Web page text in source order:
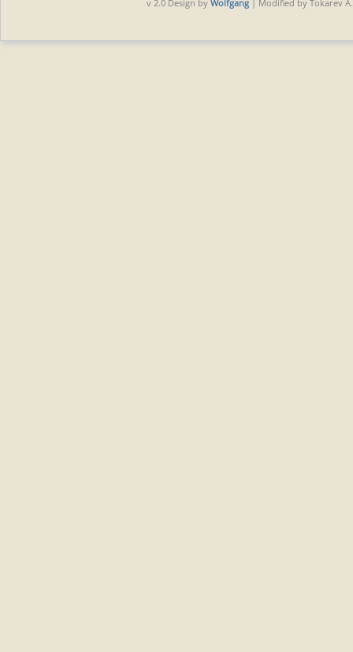
v 2.0 Design by Wolfgang | Modified by Tokarev